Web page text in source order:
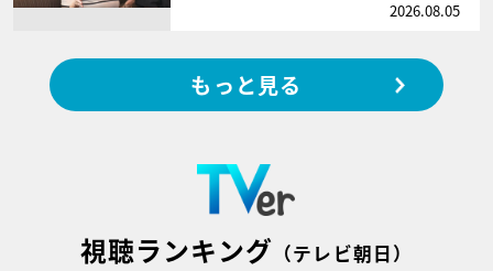
2026.08.05
もっと見る
視聴ランキング （テレビ朝日）